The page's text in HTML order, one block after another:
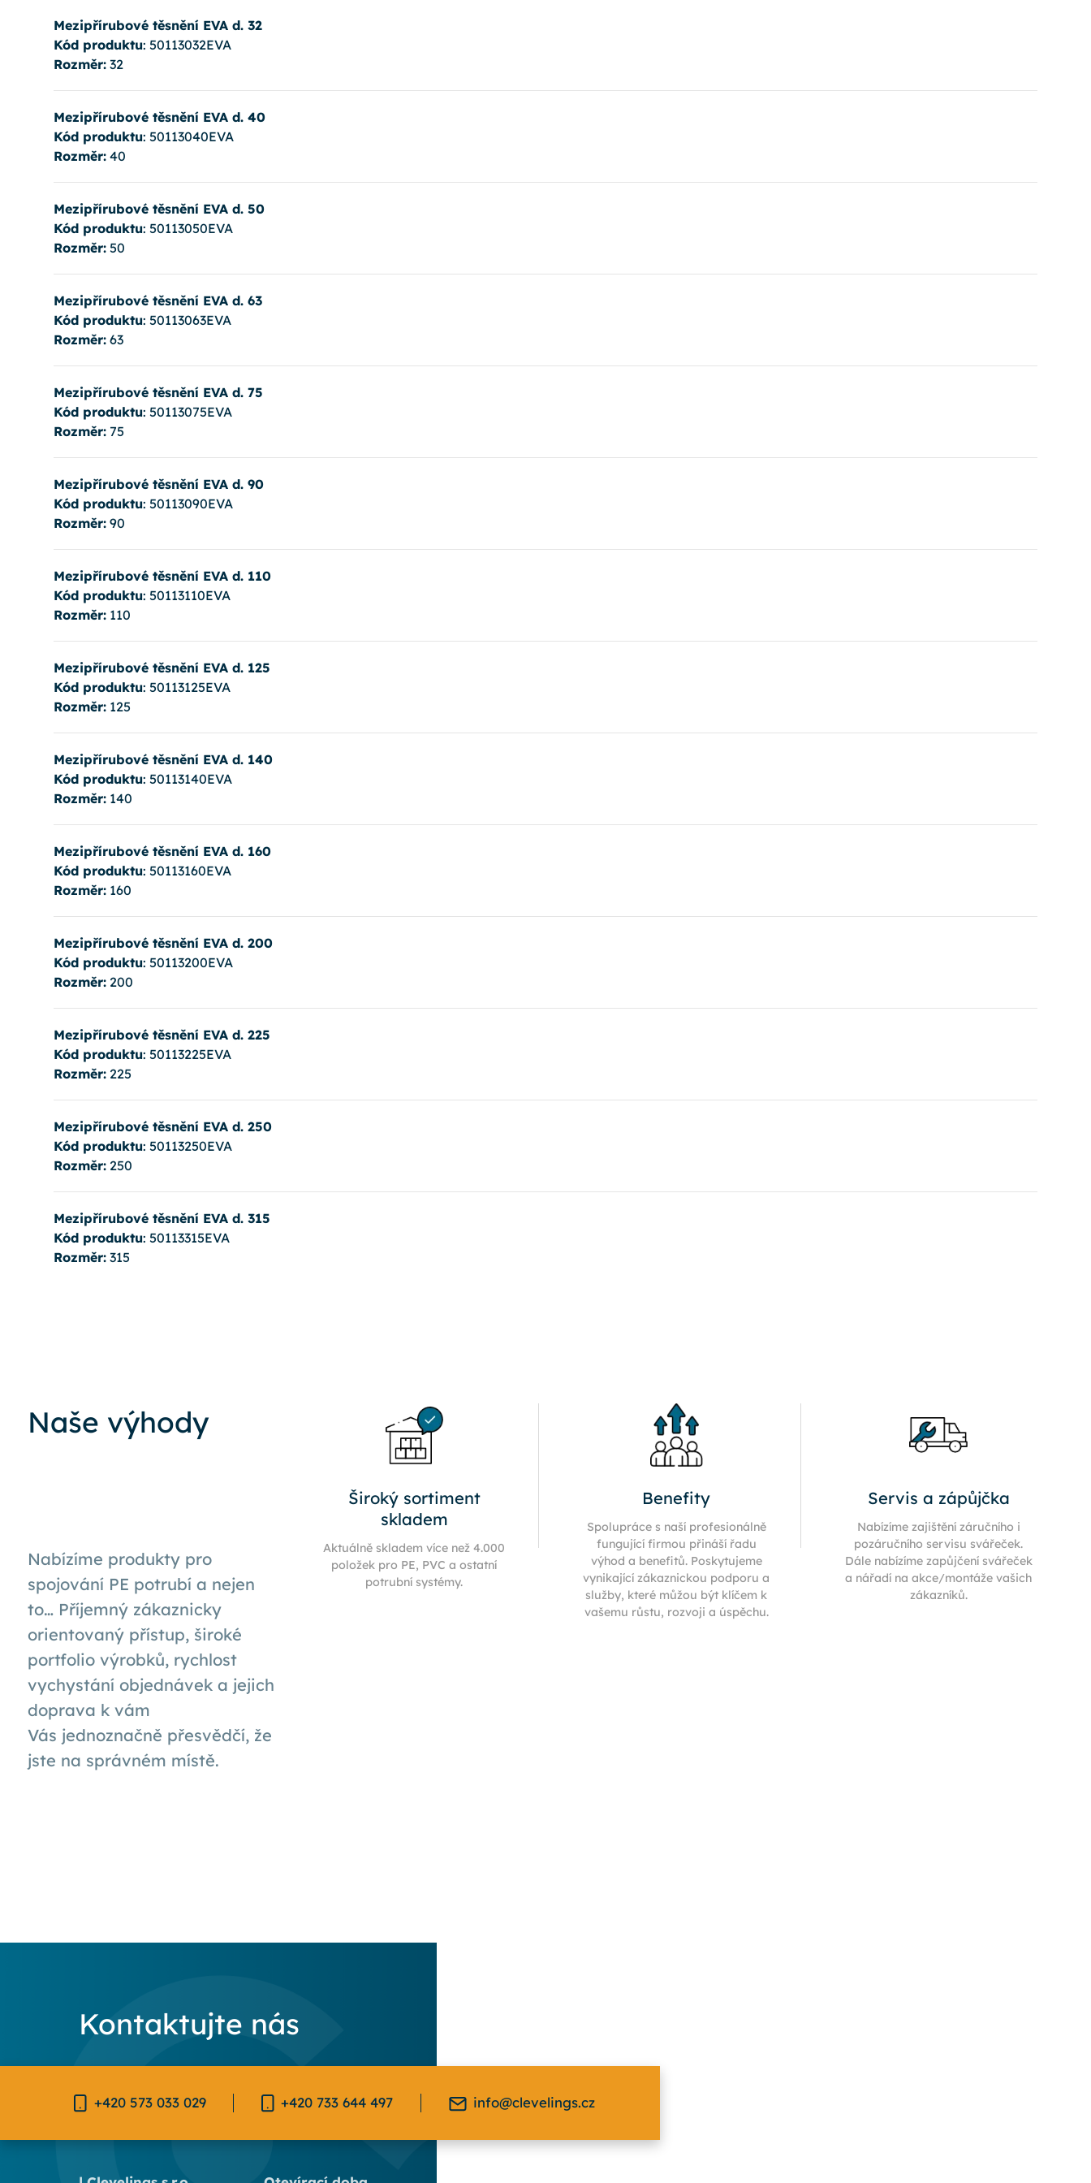
Mezipřírubové těsnění EVA d. 32
Kód produktu: 50113032EVA
Rozměr:32
Mezipřírubové těsnění EVA d. 40
Kód produktu: 50113040EVA
Rozměr:40
Mezipřírubové těsnění EVA d. 50
Kód produktu: 50113050EVA
Rozměr:50
Mezipřírubové těsnění EVA d. 63
Kód produktu: 50113063EVA
Rozměr:63
Mezipřírubové těsnění EVA d. 75
Kód produktu: 50113075EVA
Rozměr:75
Mezipřírubové těsnění EVA d. 90
Kód produktu: 50113090EVA
Rozměr:90
Mezipřírubové těsnění EVA d. 110
Kód produktu: 50113110EVA
Rozměr:110
Mezipřírubové těsnění EVA d. 125
Kód produktu: 50113125EVA
Rozměr:125
Mezipřírubové těsnění EVA d. 140
Kód produktu: 50113140EVA
Rozměr:140
Mezipřírubové těsnění EVA d. 160
Kód produktu: 50113160EVA
Rozměr:160
Mezipřírubové těsnění EVA d. 200
Kód produktu: 50113200EVA
Rozměr:200
Mezipřírubové těsnění EVA d. 225
Kód produktu: 50113225EVA
Rozměr:225
Mezipřírubové těsnění EVA d. 250
Kód produktu: 50113250EVA
Rozměr:250
Mezipřírubové těsnění EVA d. 315
Kód produktu: 50113315EVA
Rozměr:315
Naše výhody
Nabízíme produkty pro
spojování PE potrubí a nejen
to… Příjemný zákaznicky
orientovaný přístup, široké
portfolio výrobků, rychlost
vychystání objednávek a jejich
doprava k vám
Vás jednoznačně přesvědčí, že
jste na správném místě.
Široký sortiment
skladem
Aktuálně skladem více než 4.000
položek pro PE, PVC a ostatní
potrubní systémy.
Benefity
Spolupráce s naší profesionálně
fungující firmou přináší řadu
výhod a benefitů. Poskytujeme
vynikající zákaznickou podporu a
služby, které můžou být klíčem k
vašemu růstu, rozvoji a úspěchu.
Servis a zápůjčka
Nabízíme zajištění záručního i
pozáručního servisu svářeček.
Dále nabízíme zapůjčení svářeček
a nářadí na akce/montáže vašich
zákazníků.
Kontaktujte nás
+420 573 033 029 +420 733 644 497 info@clevelings.cz